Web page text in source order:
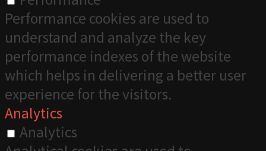
Performance cookies are used to
understand and analyze the key
performance indexes of the website
which helps in delivering a better user
experience for the visitors.
Analytics
Analytics